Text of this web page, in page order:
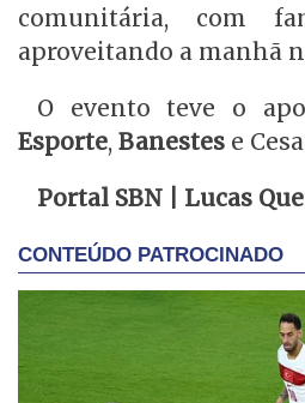
comunitária, com
aproveitando a manhã
O evento teve o
Esporte, Banestes e
Portal SBN | Lucas